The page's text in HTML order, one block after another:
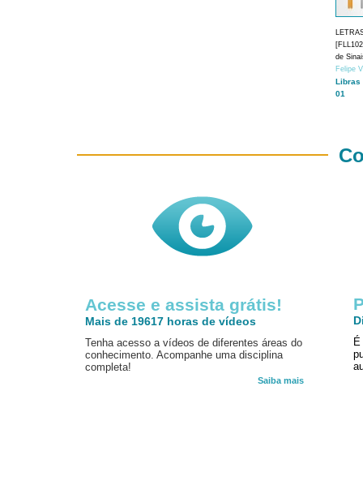
de
Felipe
Libras
01
Acesse e assista grátis!
Mais de 19617 horas de vídeos
Tenha acesso a vídeos de diferentes áreas do
conhecimento. Acompanhe uma disciplina
completa!
Saiba mais